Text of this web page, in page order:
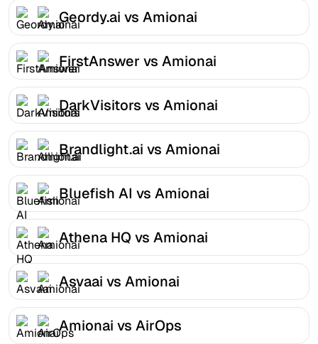
Geordy.ai vs Amionai
FirstAnswer vs Amionai
DarkVisitors vs Amionai
Brandlight.ai vs Amionai
Bluefish AI vs Amionai
Athena HQ vs Amionai
Asvaai vs Amionai
Amionai vs AirOps